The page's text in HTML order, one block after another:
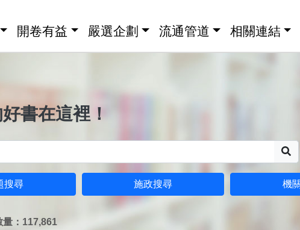
開卷有益 嚴選企劃 流通管道 相關連結
書在這裡！
搜尋 施政搜尋 機
量：117,861